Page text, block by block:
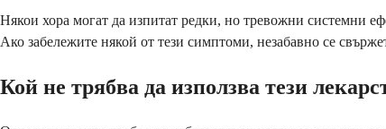
Някои хора могат да изпитат редки, но тревожни системни
Ако забележите някой от тези симптоми, незабавно се
Кой не трябва да използва тези